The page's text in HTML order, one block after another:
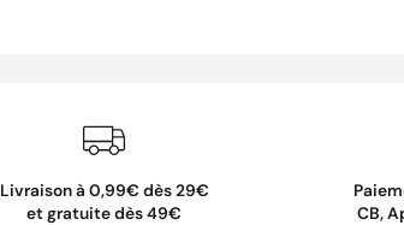
Livraison à 0,99€ dès 29€
et gratuite dès 49€
CB,